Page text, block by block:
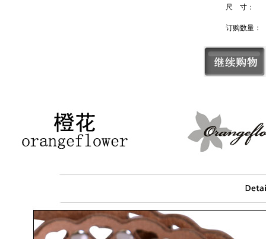
尺 寸：
订购数量：